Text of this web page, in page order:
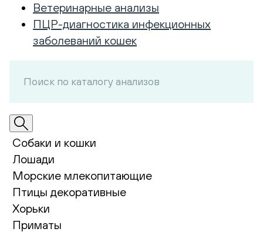
Ветеринарные анализы
ПЦР-диагностика инфекционных
заболеваний кошек
Собаки и кошки
Лошади
Морские млекопитающие
Птицы декоративные
Хорьки
Приматы